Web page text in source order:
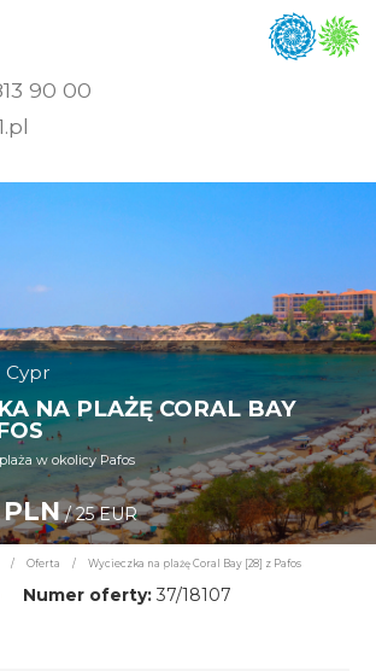
90 00
Cypr
NA PLAŻĘ CORAL BAY
w okolicy Pafos
PLN/ 25 EUR
/ Oferta / Wycieczka na plażę Coral Bay [28] z Pafos
Numer oferty:37/18107